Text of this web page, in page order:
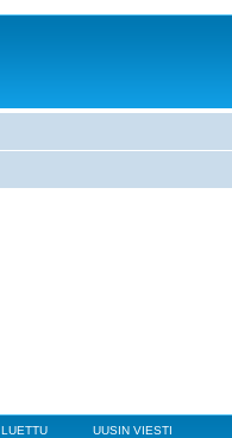
LUETTU UUSIN VIESTI